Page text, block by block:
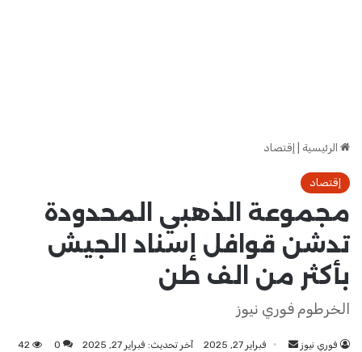
الرئيسية إقتصاد
إقتصاد
مجموعة الذهبي المحدودة
تدشن قوافل إسناد الجيش
بأكثر من الف طن
الخرطوم فوري نيوز
فوري نيوز
أرسل فبراير 27, 2025 آخر تحديث: فبراير 27, 2025 0
42